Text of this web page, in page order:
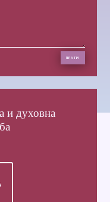
ПРАТИ
и духовна